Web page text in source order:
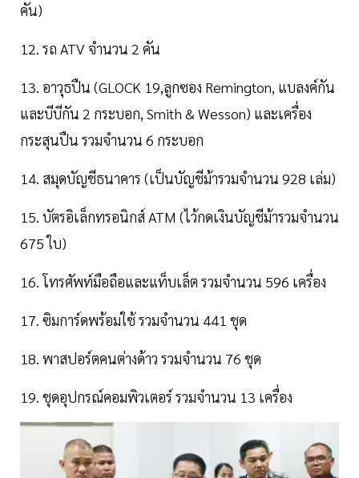
คัน)
12. รถ ATV จำนวน 2 คัน
13. อาวุธปืน (GLOCK 19,ลูกซอง Remington, แบลงค์กัน
และบีบีกัน 2 กระบอก, Smith & Wesson) และเครื่อง
กระสุนปืน รวมจำนวน 6 กระบอก
14. สมุดบัญชีธนาคาร (เป็นบัญชีม้ารวมจำนวน 928 เล่ม)
15. บัตรอิเล็กทรอนิกส์ ATM (ไว้กดเงินบัญชีม้ารวมจำนวน
675 ใบ)
16. โทรศัพท์มือถือและแท็บเล็ต รวมจำนวน 596 เครื่อง
17. ซิมการ์ดพร้อมใช้ รวมจำนวน 441 ชุด
18. พาสปอร์ตคนต่างด้าว รวมจำนวน 76 ชุด
19. ชุดอุปกรณ์คอมพิวเตอร์ รวมจำนวน 13 เครื่อง